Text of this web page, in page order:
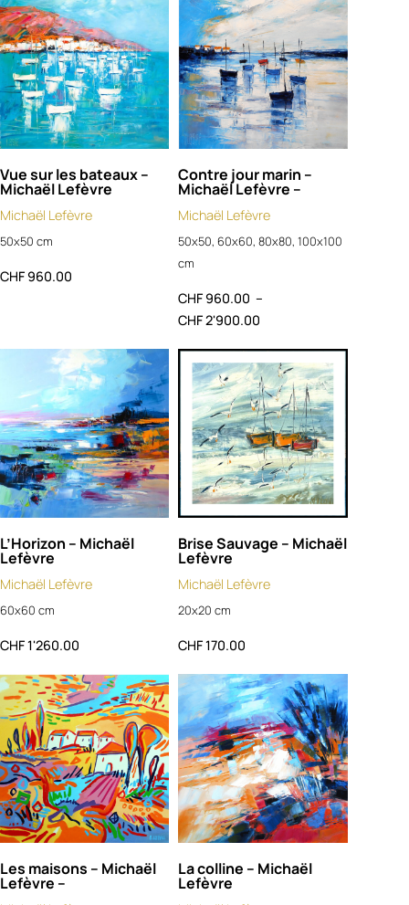
Vue sur les bateaux –
Michaël Lefèvre
Michaël Lefèvre
50x50 cm
CHF 960.00
Contre jour marin –
Michaël Lefèvre –
Michaël Lefèvre
50x50, 60x60, 80x80, 100x100
cm
CHF 960.00 –
CHF2'900.00
L’Horizon – Michaël
Lefèvre
Michaël Lefèvre
60x60 cm
CHF1'260.00
Brise Sauvage – Michaël
Lefèvre
Michaël Lefèvre
20x20 cm
CHF170.00
Les maisons – Michaël
Lefèvre –
La colline – Michaël
Lefèvre